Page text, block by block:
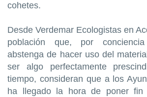
cohetes.
Desde Verdemar Ecologistas en
población que, por
abstenga de hacer uso del
ser algo perfectamente
tiempo, consideran que a los
ha llegado la hora de poner